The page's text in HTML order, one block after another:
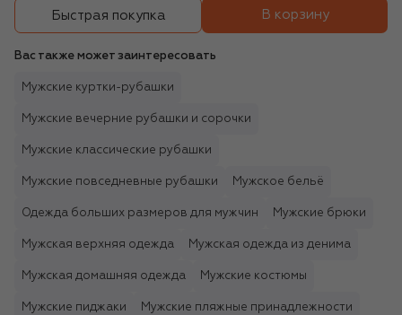
Быстрая покупка В корзину
Вас также может заинтересовать
Мужские куртки-рубашки
Мужские вечерние рубашки и сорочки
Мужские классические рубашки
Мужские повседневные рубашки Мужское бельё
Одежда больших размеров для мужчин Мужские брюки
Мужская верхняя одежда Мужская одежда из денима
Мужская домашняя одежда Мужские костюмы
Мужские пиджаки Мужские пляжные принадлежности